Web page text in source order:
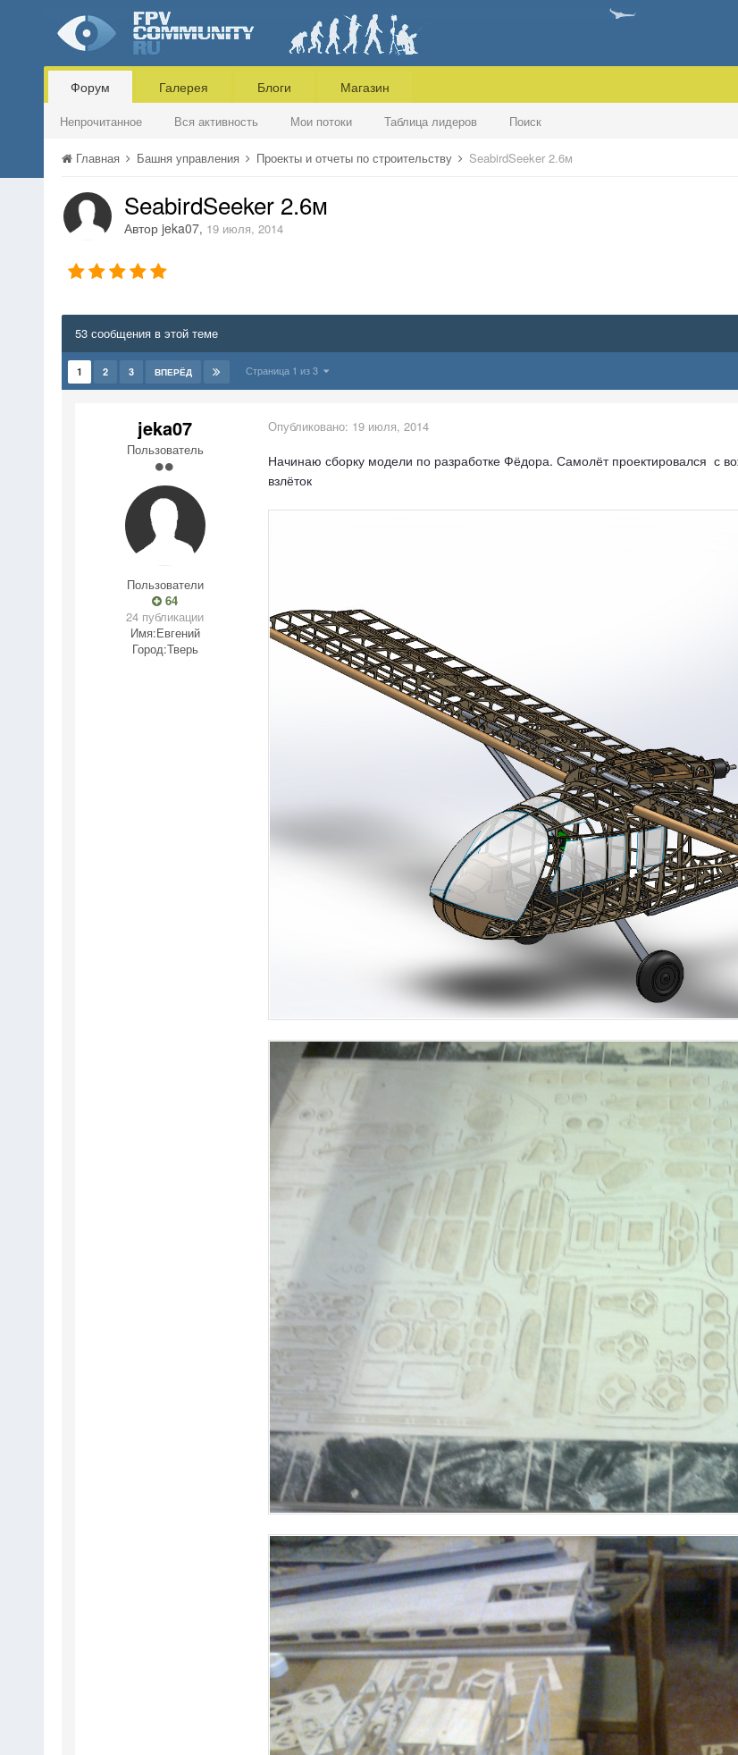
Форум
Непрочитанное Вся активность Мои потоки Таблица лидеров Поиск
Галерея Блоги Магазин
Главная Башня управления Проекты и отчеты по строительству SeabirdSeeker 2.6м
SeabirdSeeker 2.6м
Автор jeka07, 19 июля, 2014
53 сообщения в этой теме
1 2 3 ВПЕРЁД Страница 1 из 3
jeka07
Пользователь
Пользователи
64
24 публикации
Имя:Евгений
Город:Тверь
Опубликовано: 19 июля, 2014
Начинаю сборку модели по разработке Фёдора. Самолёт проектировался с
взлёток